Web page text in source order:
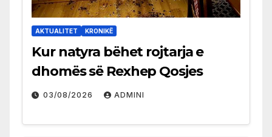
AKTUALITET KRONIKË
Kur natyra bëhet rojtarja e
dhomës së Rexhep Qosjes
03/08/2026 ADMINI